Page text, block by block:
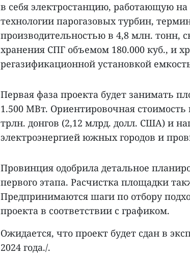
в себя электростанцию, работающую
технологии парогазовых турбин,
производительностью в 4,8 млн. тонн,
хранения СПГ объемом 180.000 куб., и
регазификационной установкой
Первая фаза проекта будет занимать
1.500 МВт. Ориентировочная стоимость
трлн. донгов (2,12 млрд. долл. США) и
электроэнергией южных городов и
Провинция одобрила детальное
первого этапа. Расчистка площадки
Предпринимаются шаги по отбору
проекта в соответствии с графиком.
Ожидается, что проект будет сдан в
2024 года./.